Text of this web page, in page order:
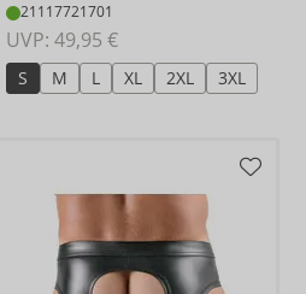
21117721701
UVP: 49,95 €
S M L XL 2XL 3XL